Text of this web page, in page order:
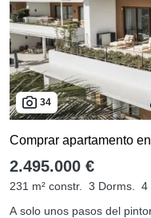
34
Comprar apartamento
2.495.000 €
231 m² constr. 3 Dorms.
4
A solo unos pasos del